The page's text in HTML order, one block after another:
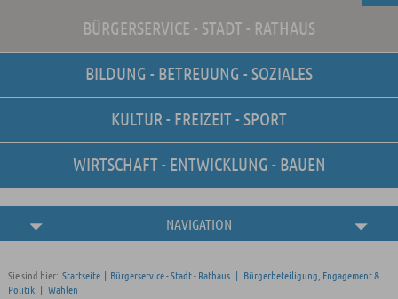
BÜRGERSERVICE - STADT - RATHAUS
BILDUNG - BETREUUNG - SOZIALES
KULTUR - FREIZEIT - SPORT
WIRTSCHAFT - ENTWICKLUNG - BAUEN
Unsere Stellenangebote
Online-Terminvereinbarung
Amtliche
Bekanntmachungen
NAVIGATION
Sie sind hier: Startseite | Bürgerservice - Stadt - Rathaus | Bürgerbeteiligung, Engagement &
Politik | Wahlen